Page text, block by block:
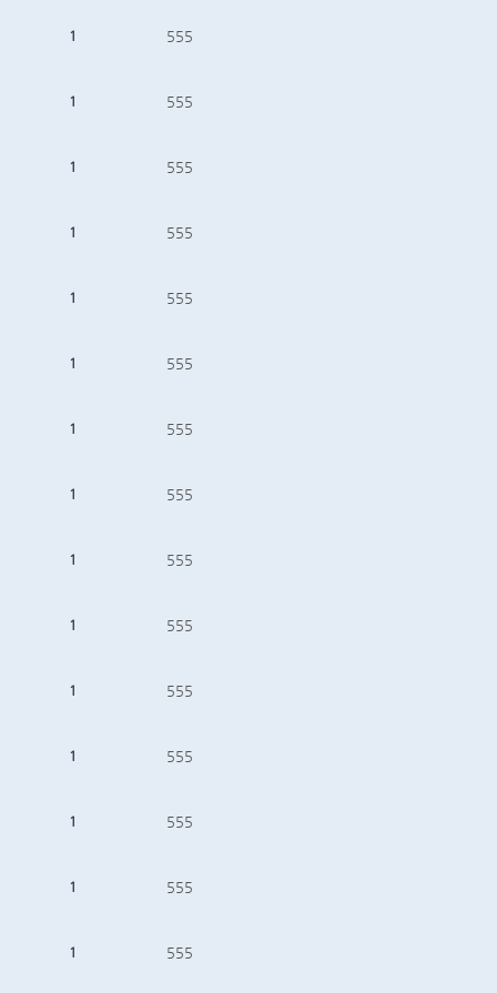
1 555
1 555
1 555
1 555
1 555
1 555
1 555
1 555
1 555
1 555
1 555
1 555
1 555
1 555
1 555